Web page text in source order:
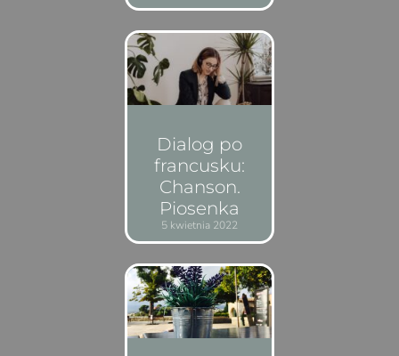
Dialog po
francusku:
Chanson.
Piosenka
5 kwietnia 2022